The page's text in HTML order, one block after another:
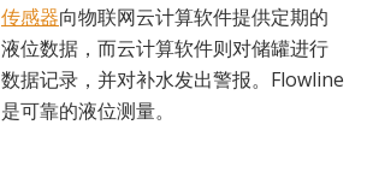
传感器向物联网云计算软件提供定期的
液位数据，而云计算软件则对储罐进行
数据记录，并对补水发出警报。Flowline
是可靠的液位测量。